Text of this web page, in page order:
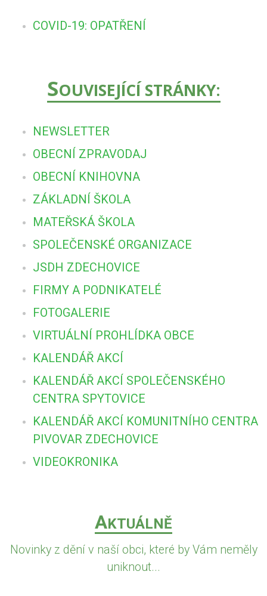
COVID-19: OPATŘENÍ
SOUVISEJÍCÍ STRÁNKY:
NEWSLETTER
OBECNÍ ZPRAVODAJ
OBECNÍ KNIHOVNA
ZÁKLADNÍ ŠKOLA
MATEŘSKÁ ŠKOLA
SPOLEČENSKÉ ORGANIZACE
JSDH ZDECHOVICE
FIRMY A PODNIKATELÉ
FOTOGALERIE
VIRTUÁLNÍ PROHLÍDKA OBCE
KALENDÁŘ AKCÍ
KALENDÁŘ AKCÍ SPOLEČENSKÉHO
CENTRA SPYTOVICE
KALENDÁŘ AKCÍ KOMUNITNÍHO CENTRA
PIVOVAR ZDECHOVICE
VIDEOKRONIKA
AKTUÁLNĚ
Novinky z dění v naší obci, které by Vám neměly
uniknout...